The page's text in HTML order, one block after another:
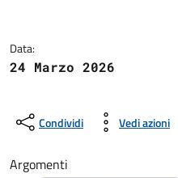
Data:
24 Marzo 2026
Condividi Vedi azioni
Argomenti